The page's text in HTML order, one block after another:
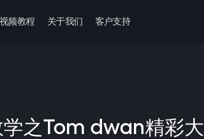
视频教程 关于我们 客户支持
之Tom dwan精彩大